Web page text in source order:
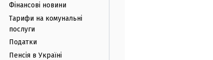
Фінансові новини
Тарифи на комунальні
послуги
Податки
Пенсія в Україні